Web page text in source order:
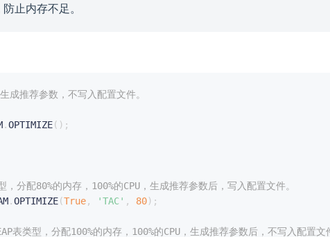
止内存不足。
成推荐参数，不写入配置文件。
.OPTIMIZE( ) ;
分配80%的内存，100%的CPU，生成推荐参数后，写入配置文件。
.OPTIMIZE(True, 'TAC' , 80) ;
表类型，分配100%的内存，100%的CPU，生成推荐参数后，不写入配置文